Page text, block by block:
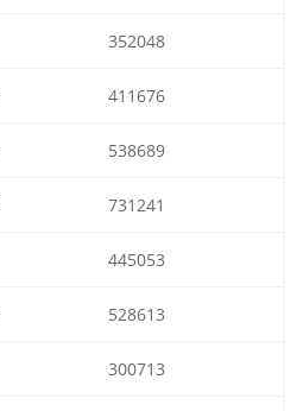
352048
411676
538689
731241
445053
528613
300713